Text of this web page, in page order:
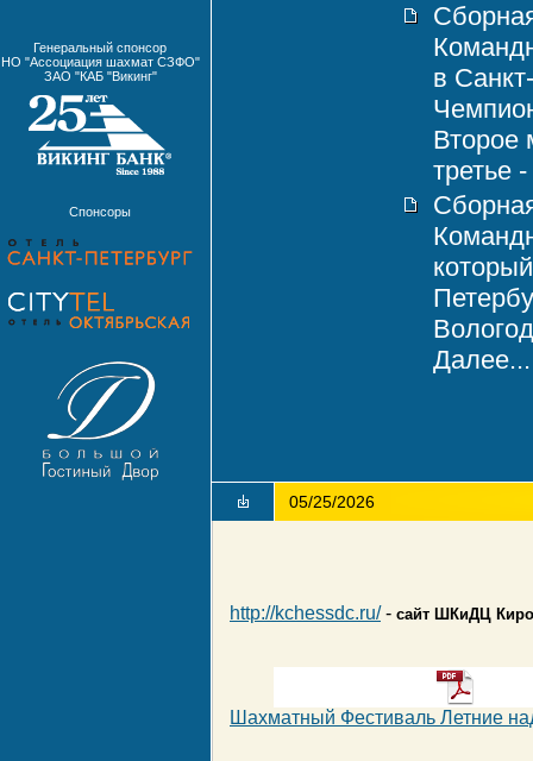
Генеральный спонсор
НО "Ассоциация шахмат СЗФО"
ЗАО "КАБ "Викинг"
Спонсоры
в
Второе
третье
Далее...
05/25/2026
http://kchessdc.ru/- сайт ШКиДЦ
Шахматный Фестиваль Летние